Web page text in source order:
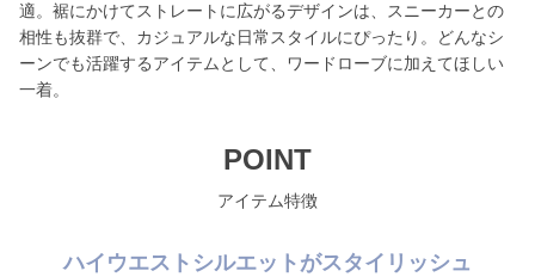
適。裾にかけてストレートに広がるデザインは、スニーカーとの
相性も抜群で、カジュアルな日常スタイルにぴったり。どんなシ
ーンでも活躍するアイテムとして、ワードローブに加えてほしい
一着。
POINT
アイテム特徴
ハイウエストシルエットがスタイリッシュ